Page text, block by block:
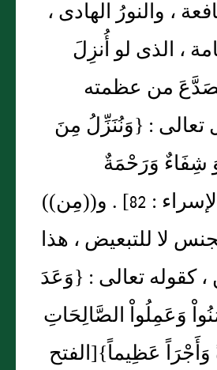
، والنورُ الهادى ،
، الذى لو أُنزِلَ
من عظمته
تعالى : {وَنُنَزِّلُ مِنَ
شِفَاءٌ وَرَحْمَةٌ
لِّلْمُؤْمِنِينَ}[الإسراء : 82] . و((مِن))
لا للتبعيض ، هذا
، كقوله تعالى : {وَعَدَ
وَعَمِلُواْ الصَّالِحَاتِ
عَظِيماً}[الفتح